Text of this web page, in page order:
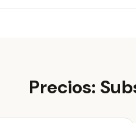
Precios: